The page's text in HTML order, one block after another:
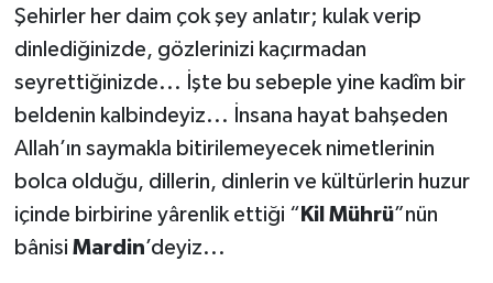
Şehirler her daim çok şey anlatır; kulak verip
dinlediğinizde, gözlerinizi kaçırmadan
seyrettiğinizde... İşte bu sebeple yine kadîm bir
beldenin kalbindeyiz... İnsana hayat bahşeden
Allah’ın saymakla bitirilemeyecek nimetlerinin
bolca olduğu, dillerin, dinlerin ve kültürlerin huzur
içinde birbirine yârenlik ettiği “ Kil Mührü”nün
bânisi Mardin’deyiz...